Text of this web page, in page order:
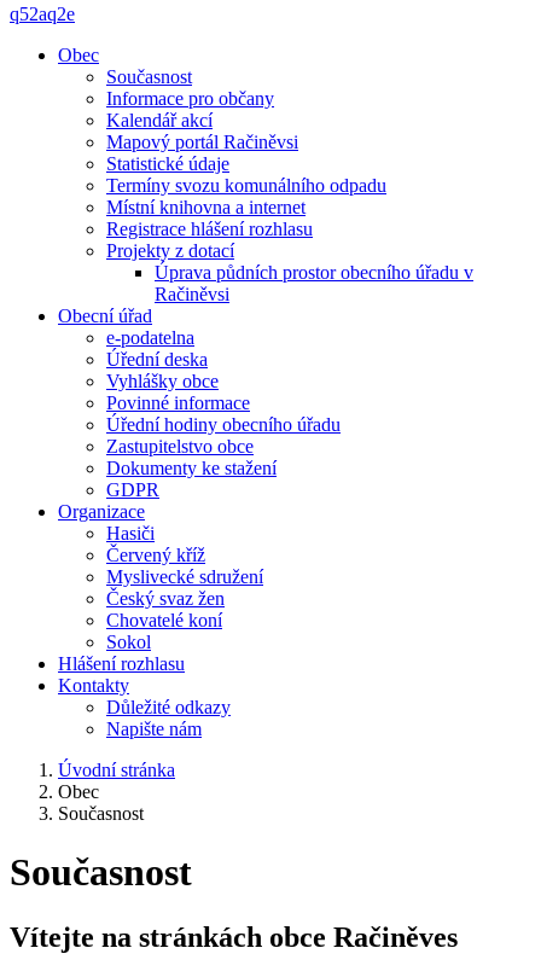
q52aq2e
Obec
Současnost
Informace pro občany
Kalendář akcí
Mapový portál Račiněvsi
Statistické údaje
Termíny svozu komunálního odpadu
Místní knihovna a internet
Registrace hlášení rozhlasu
Projekty z dotací
Úprava půdních prostor obecního úřadu v
Račiněvsi
Obecní úřad
e-podatelna
Úřední deska
Vyhlášky obce
Povinné informace
Úřední hodiny obecního úřadu
Zastupitelstvo obce
Dokumenty ke stažení
GDPR
Organizace
Hasiči
Červený kříž
Myslivecké sdružení
Český svaz žen
Chovatelé koní
Sokol
Hlášení rozhlasu
Kontakty
Důležité odkazy
Napište nám
Úvodní stránka
Obec
Současnost
Současnost
Vítejte na stránkách obce Račiněves